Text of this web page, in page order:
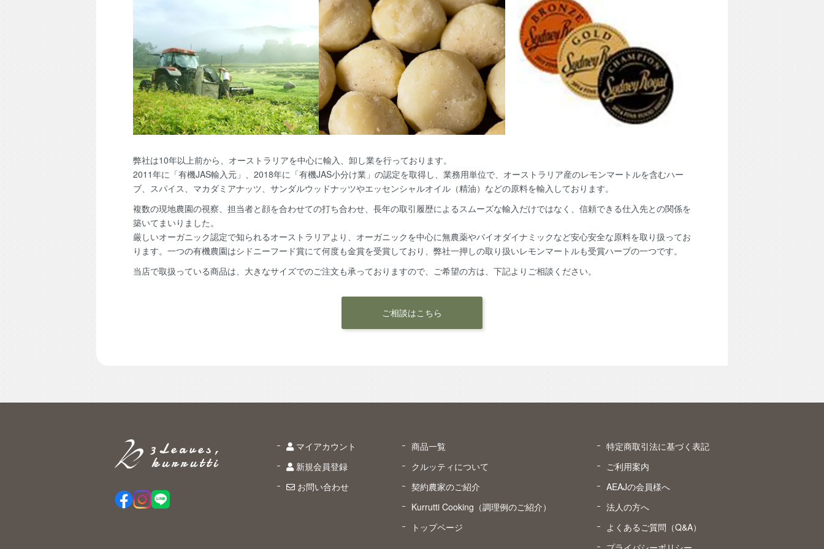
弊社は10年以上前から、オーストラリアを中心に輸入、卸し業を行っております。
2011年に「有機JAS輸入元」、2018年に「有機JAS小分け業」の認定を取得し、業務用単位で、オーストラリア産のレモンマートルを含むハー
ブ、スパイス、マカダミアナッツ、サンダルウッドナッツやエッセンシャルオイル（精油）などの原料を輸入しております。
複数の現地農園の視察、担当者と顔を合わせての打ち合わせ、長年の取引履歴によるスムーズな輸入だけではなく、信頼できる仕入先との関係を
築いてまいりました。
厳しいオーガニック認定で知られるオーストラリアより、オーガニックを中心に無農薬やバイオダイナミックなど安心安全な原料を取り扱ってお
ります。一つの有機農園はシドニーフード賞にて何度も金賞を受賞しており、弊社一押しの取り扱いレモンマートルも受賞ハーブの一つです。
当店で取扱っている商品は、大きなサイズでのご注文も承っておりますので、ご希望の方は、下記よりご相談ください。
ご相談はこちら
マイアカウント
新規会員登録
お問い合わせ
商品一覧
クルッティについて
契約農家のご紹介
Kurrutti Cooking（調理例のご紹介）
トップページ
特定商取引法に基づく表記
ご利用案内
AEAJの会員様へ
法人の方へ
よくあるご質問（Q&A）